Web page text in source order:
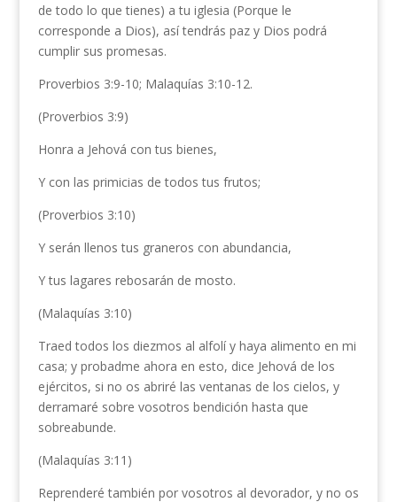
de todo lo que tienes) a tu iglesia (Porque le
corresponde a Dios), así tendrás paz y Dios podrá
cumplir sus promesas.
Proverbios 3:9-10; Malaquías 3:10-12.
(Proverbios 3:9)
Honra a Jehová con tus bienes,
Y con las primicias de todos tus frutos;
(Proverbios 3:10)
Y serán llenos tus graneros con abundancia,
Y tus lagares rebosarán de mosto.
(Malaquías 3:10)
Traed todos los diezmos al alfolí y haya alimento en mi
casa; y probadme ahora en esto, dice Jehová de los
ejércitos, si no os abriré las ventanas de los cielos, y
derramaré sobre vosotros bendición hasta que
sobreabunde.
(Malaquías 3:11)
Reprenderé también por vosotros al devorador, y no os